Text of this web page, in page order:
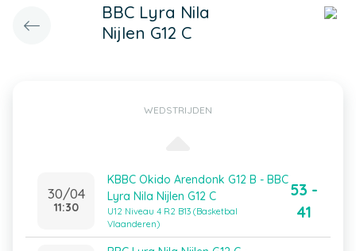
BBC Lyra Nila
Nijlen G12 C
WEDSTRIJDEN
30/04
11:30
KBBC Okido Arendonk G12 B - BBC
Lyra Nila Nijlen G12 C
U12 Niveau 4 R2 B13 (Basketbal
Vlaanderen)
53 -
41